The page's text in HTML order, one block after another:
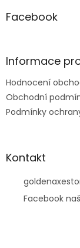
aFacebook
Informace
Hodnocení
Obchodní
Podmínky
Kontakt
Facebook